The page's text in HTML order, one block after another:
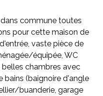
commune toutes
pour cette maison de
vaste pièce de
équipée, WC
chambres avec
bains (baignoire d'angle
buanderie, garage